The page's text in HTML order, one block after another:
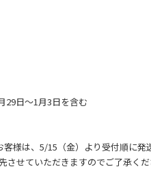
～1月3日を含む
は、5/15（金）より受付順に発送
せていただきますのでご了承くだ